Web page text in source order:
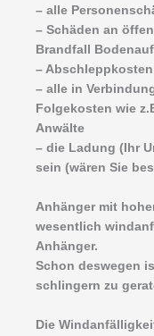
– alle
– Schäden an
Brandfall
–
– alle in
Folgekosten wie
Anwälte
– die Ladung (Ihr
sein (wären Sie
Anhänger mit
wesentlich
Anhänger.
Schon deswegen
schlingern zu
Die